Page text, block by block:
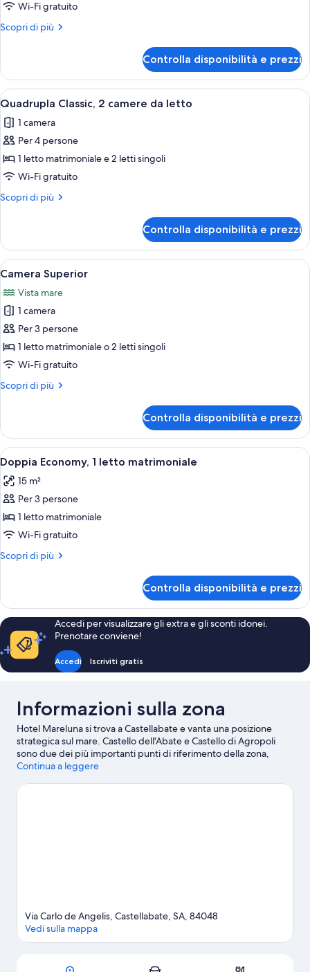
Camera
Standard
Wi-Fi gratuito
Scopri di più
Altri
Standard
Controlla disponibilità e prezzi
Apri
tutte
le
foto
per
Quadrupla
Classic,
da
letto
Una camera d'albergo con un letto,
5
Quadrupla Classic, 2 camere da letto
1 camera
Per 4 persone
1 letto matrimoniale e 2 letti singoli
Wi-Fi gratuito
Scopri di più
Altri
Classic,
camere
letto
Controlla disponibilità e prezzi
Apri
tutte
le
foto
per
Camera
Superior
Una camera d'albergo con un letto,
6
Camera Superior
Vista mare
1 camera
Per 3 persone
1 letto matrimoniale o 2 letti singoli
Wi-Fi gratuito
Scopri di più
Altri
Superior
Controlla disponibilità e prezzi
Apri
tutte
le
foto
per
Doppia
Economy,
matrimoniale
Una camera d'albergo con un letto,
3
Doppia Economy, 1 letto matrimoniale
15 m²
Per 3 persone
1 letto matrimoniale
Wi-Fi gratuito
Scopri di più
Altri
Economy,
letto
matrimoniale
Controlla disponibilità e prezzi
Accedi per visualizzare gli extra e gli sconti idonei.
Prenotare conviene!
Accedi Iscriviti gratis
Informazioni sulla zona
Hotel Mareluna si trova a Castellabate e vanta una posizione
strategica sul mare. Castello dell'Abate e Castello di Agropoli
sono due dei più importanti punti di riferimento della zona,
mentre a livello naturalistico spiccano Spiaggia della Grotta di
dici di fare tappa a Nevada Park e Orto Botanico? Divertiti in
Continua a leggere
Mappa
Via Carlo de Angelis, Castellabate, SA, 84048
Vedi sulla mappa